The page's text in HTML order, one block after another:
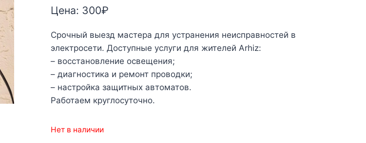
Цена: 300₽
Срочный выезд мастера для устранения неисправностей в
электросети. Доступные услуги для жителей Arhiz:
– восстановление освещения;
– диагностика и ремонт проводки;
– настройка защитных автоматов.
Работаем круглосуточно.
Нет в наличии